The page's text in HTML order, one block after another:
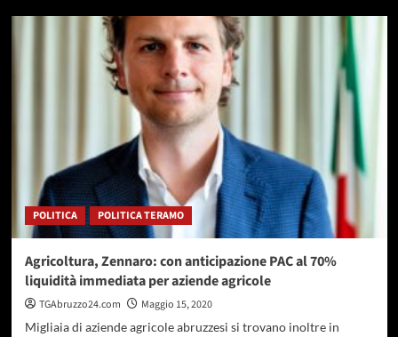
su
Pepe:La
giunta
abbandonato
abruzzese.
Niente
POLITICA POLITICA TERAMO
Agricoltura, Zennaro: con anticipazione PAC al 70%
liquidità immediata per aziende agricole
TGAbruzzo24.com
Maggio 15, 2020
Migliaia di aziende agricole abruzzesi si trovano inoltre in